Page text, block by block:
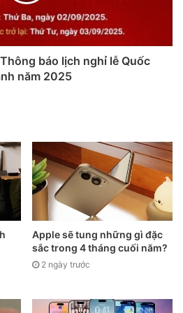
vấn đề xuống cấp nhanh của
là một bước tiến lớn trong công
đồng thời mang lại lợi thế cạnh
cao cấp cho Apple.
báo lịch nghỉ lễ Quốc
năm 2025
Apple sẽ tung những gì đặc
sắc trong 4 tháng cuối năm?
2 ngày trước